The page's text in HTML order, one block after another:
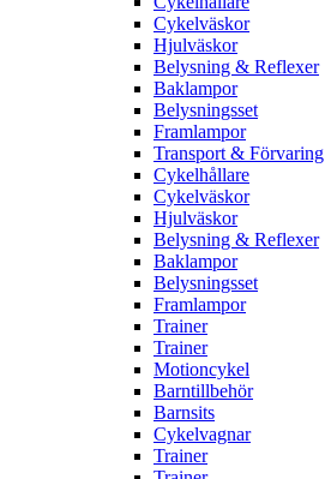
Cykelväskor
Hjulväskor
Belysning & Reflexer
Baklampor
Belysningsset
Framlampor
Transport & Förvaring
Cykelhållare
Cykelväskor
Hjulväskor
Belysning & Reflexer
Baklampor
Belysningsset
Framlampor
Trainer
Trainer
Motioncykel
Barntillbehör
Barnsits
Cykelvagnar
Trainer